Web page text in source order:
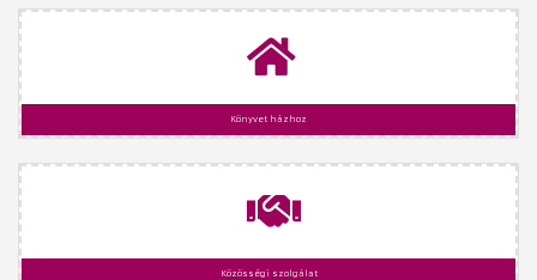
Könyvet házhoz
Közösségi szolgálat